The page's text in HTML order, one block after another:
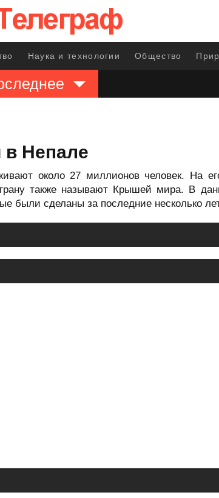
Наука и технологии Общество
в Непале
около 27 миллионов человек. На
также называют Крышей мира. В
были сделаны за последние несколько